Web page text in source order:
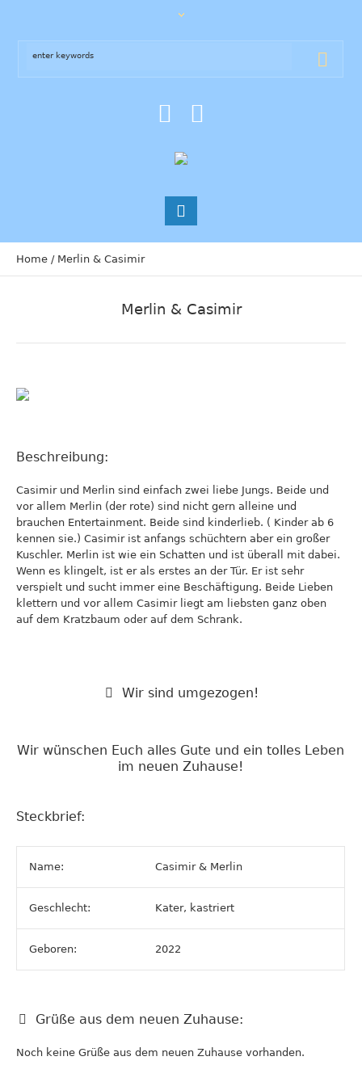
Home / Merlin & Casimir
Merlin & Casimir
Beschreibung:
Casimir und Merlin sind einfach zwei liebe Jungs. Beide und
vor allem Merlin (der rote) sind nicht gern alleine und
brauchen Entertainment. Beide sind kinderlieb. ( Kinder ab 6
kennen sie.) Casimir ist anfangs schüchtern aber ein großer
Kuschler. Merlin ist wie ein Schatten und ist überall mit dabei.
Wenn es klingelt, ist er als erstes an der Tür. Er ist sehr
verspielt und sucht immer eine Beschäftigung. Beide Lieben
klettern und vor allem Casimir liegt am liebsten ganz oben
auf dem Kratzbaum oder auf dem Schrank.
Wir sind umgezogen!
Wir wünschen Euch alles Gute und ein tolles Leben
im neuen Zuhause!
Steckbrief:
Name: Casimir & Merlin
Geschlecht: Kater, kastriert
Geboren: 2022
Grüße aus dem neuen Zuhause:
Noch keine Grüße aus dem neuen Zuhause vorhanden.